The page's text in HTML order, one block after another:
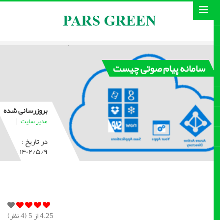
سامانه پیام صوتی چیست
بروزرسانی شده
مدیر سایت |
در تاریخ :
۱۴۰۲/۵/۹
4.25از 5 ( 4نظر)